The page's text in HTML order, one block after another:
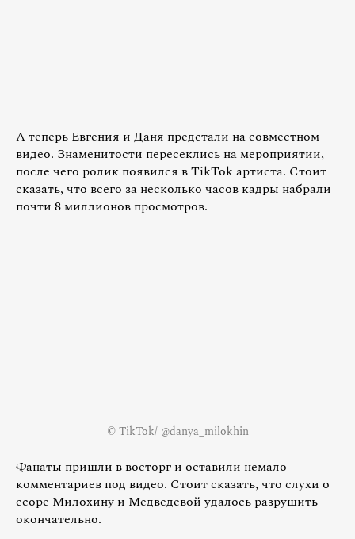
А теперь Евгения и Даня предстали на совместном
видео. Знаменитости пересеклись на мероприятии,
после чего ролик появился в TikTok артиста. Стоит
сказать, что всего за несколько часов кадры набрали
почти 8 миллионов просмотров.
© TikTok/ @danya_milokhin
Фанаты пришли в восторг и оставили немало
комментариев под видео. Стоит сказать, что слухи о
ссоре Милохину и Медведевой удалось разрушить
окончательно.